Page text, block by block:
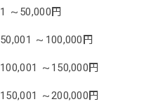
1 ～50,000円
50,001 ～100,000円
100,001 ～150,000円
150,001 ～200,000円